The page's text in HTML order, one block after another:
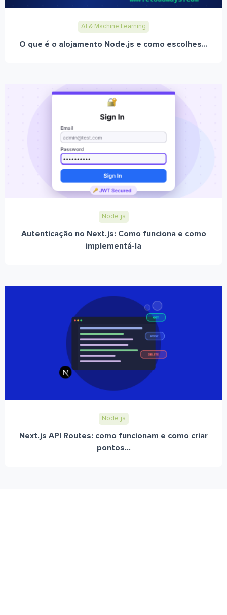
AI & Machine Learning
O que é o alojamento Node.js e como escolhes...
Node.js
Autenticação no Next.js: Como funciona e como
implementá-la
Node.js
Next.js API Routes: como funcionam e como criar
pontos...